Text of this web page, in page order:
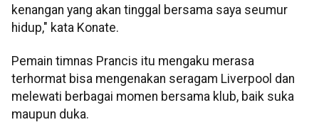
kenangan yang akan tinggal bersama saya seumur
hidup," kata Konate.
Pemain timnas Prancis itu mengaku merasa
terhormat bisa mengenakan seragam Liverpool dan
melewati berbagai momen bersama klub, baik suka
maupun duka.